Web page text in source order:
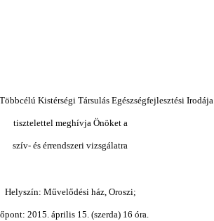
Kistérségi Társulás Egészségfejlesztési Irodája
tisztelettel meghívja Önöket a
szív- és érrendszeri vizsgálatra
Helyszín: Művelődési ház, Oroszi;
2015. április 15. (szerda) 16 óra.